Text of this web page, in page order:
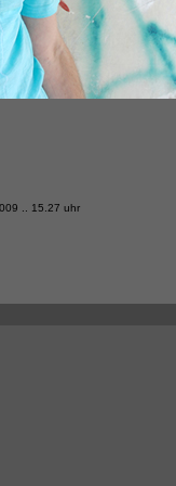
.. 15.27 uhr